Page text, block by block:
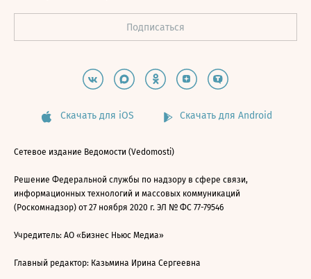
Скачать для iOS Скачать для Android
Сетевое издание Ведомости (Vedomosti)
Решение Федеральной службы по надзору в сфере связи,
информационных технологий и массовых коммуникаций
(Роскомнадзор) от 27 ноября 2020 г. ЭЛ № ФС 77-79546
Учредитель: АО «Бизнес Ньюс Медиа»
Главный редактор: Казьмина Ирина Сергеевна